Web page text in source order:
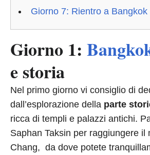
Giorno 7: Rientro a Bangkok
Giorno 1:
e storia
Nel primo giorno vi consiglio di
dall’esplorazione della parte
ricca di templi e palazzi antichi.
Saphan Taksin per raggiungere il
Chang, da dove potete